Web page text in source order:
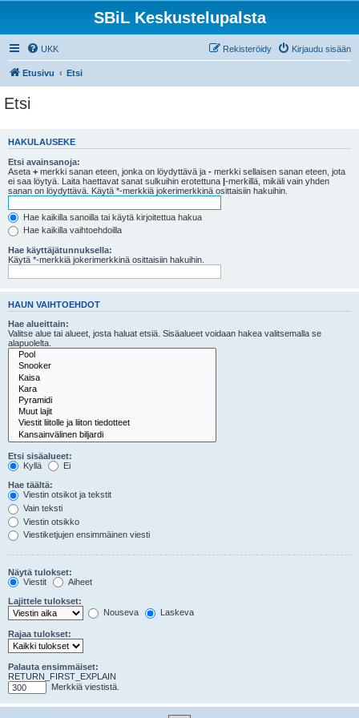
SBiL Keskustelupalsta
UKK Kirjaudu sisään
Rekisteröidy
Etusivu Etsi
Etsi
HAKULAUSEKE
Etsi avainsanoja:
Aseta + merkki sanan eteen, jonka on löydyttävä ja - merkki sellaisen sanan eteen, jota
ei saa löytyä. Laita haettavat sanat sulkuihin erotettuna |-merkillä, mikäli vain yhden
sanan on löydyttävä. Käytä *-merkkiä jokerimerkkinä osittaisiin hakuihin.
Hae kaikilla sanoilla tai käytä kirjoitettua hakua
Hae kaikilla vaihtoehdoilla
Hae käyttäjätunnuksella:
Käytä *-merkkiä jokerimerkkinä osittaisiin hakuihin.
HAUN VAIHTOEHDOT
Hae alueittain:
Valitse alue tai alueet, josta haluat etsiä. Sisäalueet voidaan hakea valitsemalla se
alapuolelta.
Etsi sisäalueet:
Kyllä
Ei
Hae täältä:
Viestin otsikot ja tekstit
Vain teksti
Viestin otsikko
Viestiketjujen ensimmäinen viesti
Näytä tulokset:
Viestit
Aiheet
Lajittele tulokset:
Nouseva
Laskeva
Rajaa tulokset:
Palauta ensimmäiset:
RETURN_FIRST_EXPLAIN
Merkkiä viestistä.